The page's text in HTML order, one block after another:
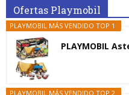
Ofertas Playmobil
PLAYMOBIL MÁS VENDIDO TOP 1
PLAYMOBIL
PLAYMOBIL MÁS VENDIDO TOP 2